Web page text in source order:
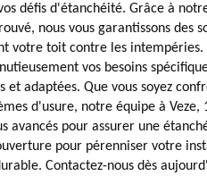
défis d'étanchéité. Grâce à
nous vous garantissons des
votre toit contre les intempéries.
vos besoins
et adaptées. Que vous soyez
d'usure, notre équipe à Veze,
avancés pour assurer une
pour pérenniser votre
Contactez-nous dès